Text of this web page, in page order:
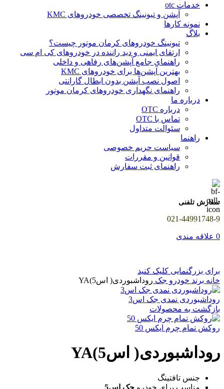
خدمات otc
آپشن و تیونینگ تخصصی خودروهای KMC
نمونه کارها
بلاگ
تیونینگ خودروهای کرمان موتور چیست؟
ارتقای ایمنی و دید راننده در خودروهای کی ام سی
راهنمای جامع آپشن‌های رفاهی و داخلی
بهترین آپشن‌ها برای خودروهای KMC
اصول نصب آپشن بدون ابطال گارانتی
راهنمای نگهداری خودروهای کرمان موتور
درباره ما
درباره OTC
تماس با OTC
سئوالت متداول
راهنما
سیاست حریم خصوصی
قوانین و مقررات
راهنمای ثبت سفارش
سفارش تلفنی
021-44991748-9
0 علاقه مندی
برای بزرگنمایی کلیک کنید
خانه برند خودرو جک روداشبوردی( اس5)YA
روداشبوردی نمدی جک اس3
بازگشت به محصولات
روکش تمام چرم ایکس 50
روداشبوردی( اس5)YA
جنس تافتینگ
مناسب برای خودرو جک اس5